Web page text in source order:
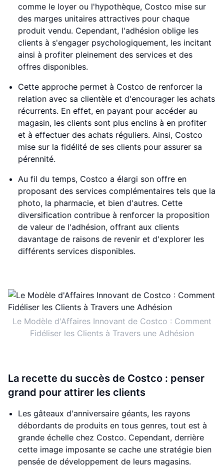
comme le loyer ou l'hypothèque, Costco mise sur
des marges unitaires attractives pour chaque
produit vendu. Cependant, l'adhésion oblige les
clients à s'engager psychologiquement, les incitant
ainsi à profiter pleinement des services et des
offres disponibles.
Cette approche permet à Costco de renforcer la
relation avec sa clientèle et d'encourager les achats
récurrents. En effet, en payant pour accéder au
magasin, les clients sont plus enclins à en profiter
et à effectuer des achats réguliers. Ainsi, Costco
mise sur la fidélité de ses clients pour assurer sa
pérennité.
Au fil du temps, Costco a élargi son offre en
proposant des services complémentaires tels que la
photo, la pharmacie, et bien d'autres. Cette
diversification contribue à renforcer la proposition
de valeur de l'adhésion, offrant aux clients
davantage de raisons de revenir et d'explorer les
différents services disponibles.
Le Modèle d'Affaires Innovant de Costco : Comment
Fidéliser les Clients à Travers une Adhésion
La recette du succès de Costco : penser
grand pour attirer les clients
Les gâteaux d'anniversaire géants, les rayons
débordants de produits en tous genres, tout est à
grande échelle chez Costco. Cependant, derrière
cette image imposante se cache une stratégie bien
pensée de développement de leurs magasins.